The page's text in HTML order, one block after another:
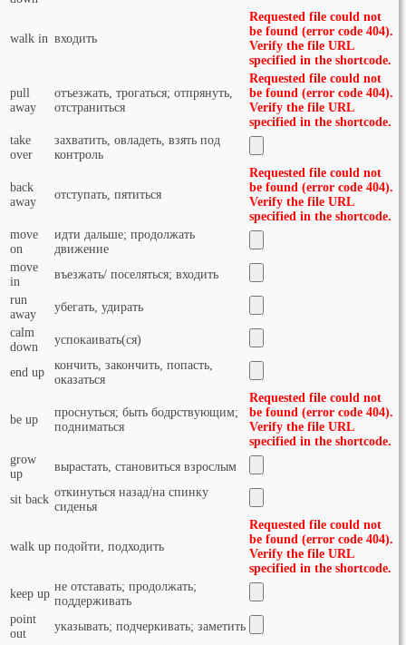
walk in входить
Requested file could not
be found (error code 404).
Verify the file URL
specified in the shortcode.
pull
away
отъезжать, трогаться; отпрянуть,
отстраниться
Requested file could not
be found (error code 404).
Verify the file URL
specified in the shortcode.
take
over
захватить, овладеть, взять под
контроль
back
away
отступать, пятиться
Requested file could not
be found (error code 404).
Verify the file URL
specified in the shortcode.
move
on
идти дальше; продолжать
движение
move
in
въезжать/ поселяться; входить
run
away
убегать, удирать
calm
down
успокаивать(ся)
end up
кончить, закончить, попасть,
оказаться
be up
проснуться; быть бодрствующим;
подниматься
Requested file could not
be found (error code 404).
Verify the file URL
specified in the shortcode.
grow
up
вырастать, становиться взрослым
sit back
откинуться назад/на спинку
сиденья
walk up подойти, подходить
Requested file could not
be found (error code 404).
Verify the file URL
specified in the shortcode.
keep up
не отставать; продолжать;
поддерживать
point
out
указывать; подчеркивать; заметить